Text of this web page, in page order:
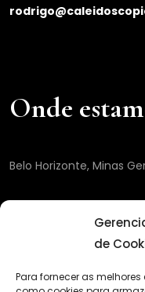
de
Para fornecer as
Onde
Belo Horizonte, Minas